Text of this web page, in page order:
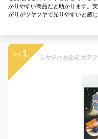
かりやすい商品だと助かります。
がりがツヤツヤで光りやすいと感
no. 1